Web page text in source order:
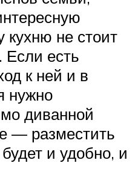
кухню не стоит
Если есть
к ней и в
нужно
диванной
— разместить
и удобно, и